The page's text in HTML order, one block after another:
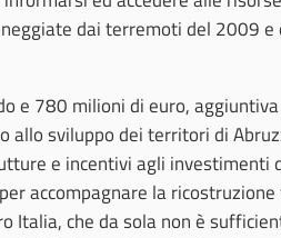
dai terremoti del 2009
e 780 milioni di euro,
allo sviluppo dei territori di
e incentivi agli investimenti
accompagnare la
Italia, che da sola non è